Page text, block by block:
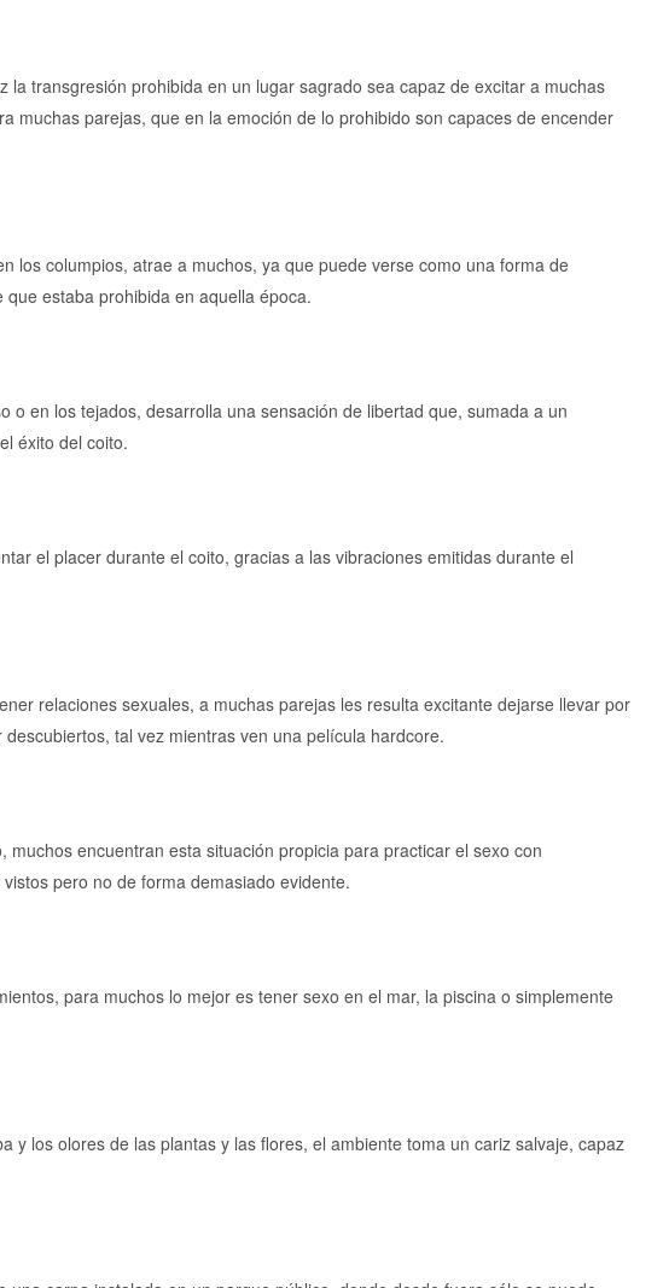
transgresión prohibida en un lugar sagrado sea capaz de excitar a muchas
muchas parejas, que en la emoción de lo prohibido son capaces de encender
los columpios, atrae a muchos, ya que puede verse como una forma de
estaba prohibida en aquella época.
o en los tejados, desarrolla una sensación de libertad que, sumada a un
éxito del coito.
el placer durante el coito, gracias a las vibraciones emitidas durante el
relaciones sexuales, a muchas parejas les resulta excitante dejarse llevar por
tal vez mientras ven una película hardcore.
encuentran esta situación propicia para practicar el sexo con
pero no de forma demasiado evidente.
para muchos lo mejor es tener sexo en el mar, la piscina o simplemente
y los olores de las plantas y las flores, el ambiente toma un cariz salvaje, capaz